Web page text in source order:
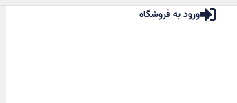
ورود به فروشگاه